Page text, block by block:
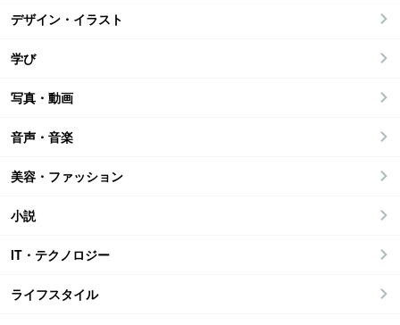
デザイン・イラスト
学び
写真・動画
音声・音楽
美容・ファッション
小説
IT・テクノロジー
ライフスタイル